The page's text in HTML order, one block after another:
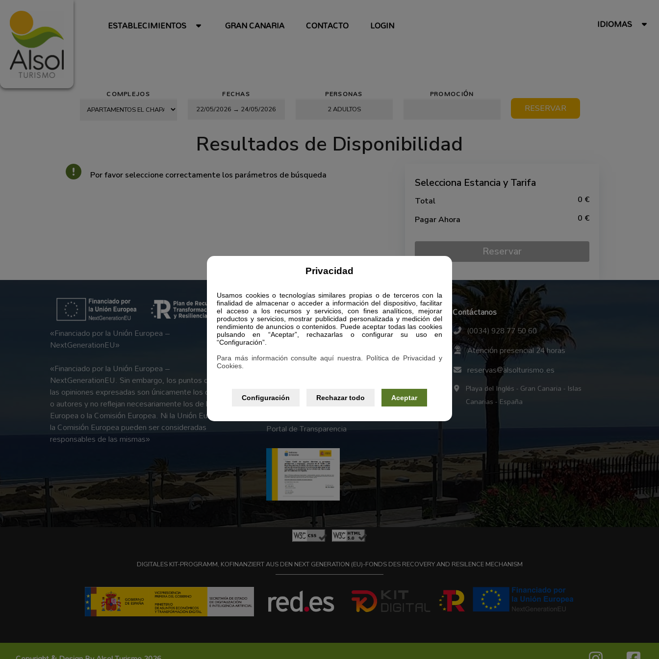
Privacidad
Usamos cookies o tecnologías similares propias o de terceros con la
finalidad de almacenar o acceder a información del dispositivo, facilitar
el acceso a los recursos y servicios, con fines analíticos, mejorar
productos y servicios, mostrar publicidad personalizada y medición del
rendimiento de anuncios o contenidos. Puede aceptar todas las cookies
pulsando en “Aceptar”, rechazarlas o configurar su uso en
“Configuración”.
Para más información consulte aquí nuestra. Política de Privacidad y
Cookies.
Configuración Rechazar todo Aceptar
ESTABLECIMIENTOS GRAN CANARIA CONTACTO LOGIN IDIOMAS
COMPLEJOS FECHAS PERSONAS PROMOCIÓN
RESERVAR
Resultados de Disponibilidad
Por favor seleccione correctamente los parámetros de búsqueda
Selecciona Estancia y Tarifa
Total
0 €
Pagar Ahora
0 €
Reservar
«Financiado por la Unión Europea –
NextGenerationEU»
«Financiado por la Unión Europea –
NextGenerationEU. Sin embargo, los puntos de vista y
las opiniones expresadas son únicamente los del autor
o autores y no reflejan necesariamente los de la Unión
Europea o la Comisión Europea. Ni la Unión Europea ni
la Comisión Europea pueden ser consideradas
responsables de las mismas»
Páginas legales
Aviso Legal
Portal de Transparencia
Contáctanos
(0034) 928 77 50 60
Atención presencial 24 horas
reservas@alsolturismo.es
Playa del Inglés - Gran Canaria - Islas
Canarias - España
DIGITALES KIT-PROGRAMM, KOFINANZIERT AUS DEN NEXT GENERATION (EU)-FONDS DES RECOVERY AND RESILENCE MECHANISM